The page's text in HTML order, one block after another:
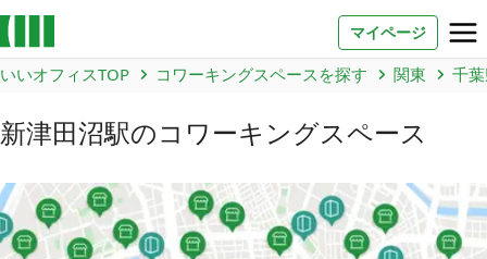
マイページ
よくあるご質問
法人での利用
いいオフィスTOP コワーキングスペースを探す 関東 千
新津田沼駅のコワーキングスペース